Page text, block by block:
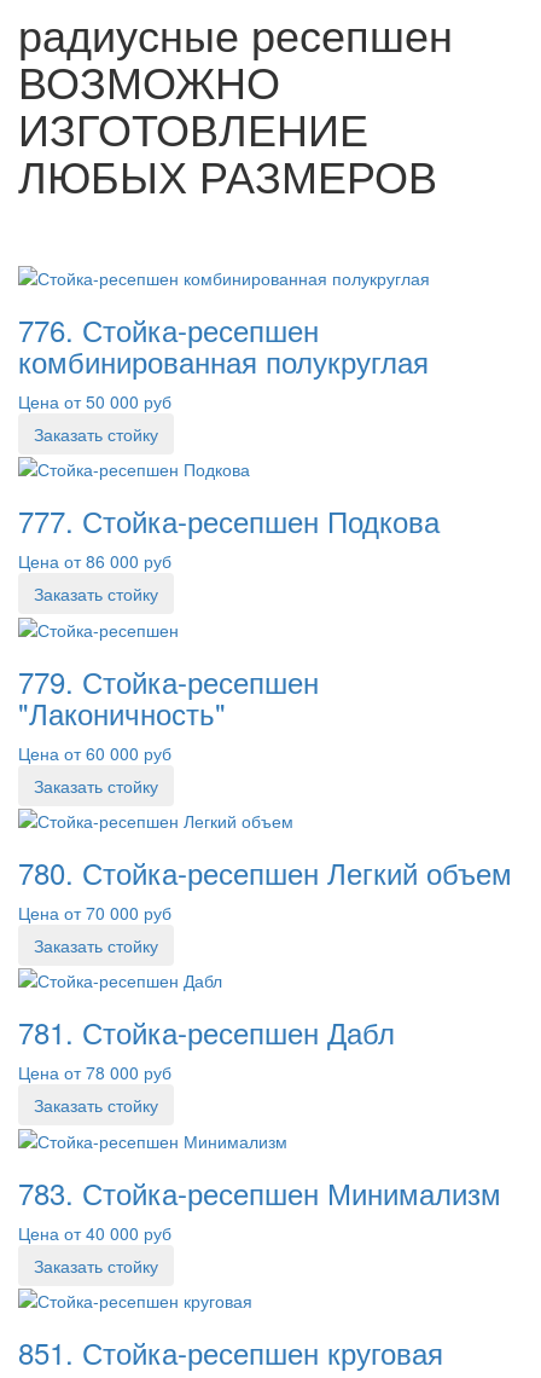
радиусные ресепшен
ВОЗМОЖНО
ИЗГОТОВЛЕНИЕ
ЛЮБЫХ РАЗМЕРОВ
776. Стойка-ресепшен
комбинированная полукруглая
Цена от 50 000 руб
Заказать стойку
777. Стойка-ресепшен Подкова
Цена от 86 000 руб
Заказать стойку
779. Стойка-ресепшен
"Лаконичность"
Цена от 60 000 руб
Заказать стойку
780. Стойка-ресепшен Легкий объем
Цена от 70 000 руб
Заказать стойку
781. Стойка-ресепшен Дабл
Цена от 78 000 руб
Заказать стойку
783. Стойка-ресепшен Минимализм
Цена от 40 000 руб
Заказать стойку
851. Стойка-ресепшен круговая